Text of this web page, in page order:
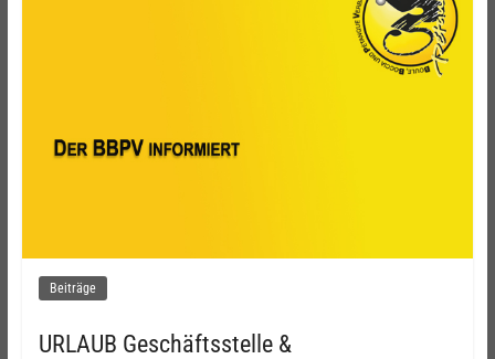
Beiträge
URLAUB Geschäftsstelle &